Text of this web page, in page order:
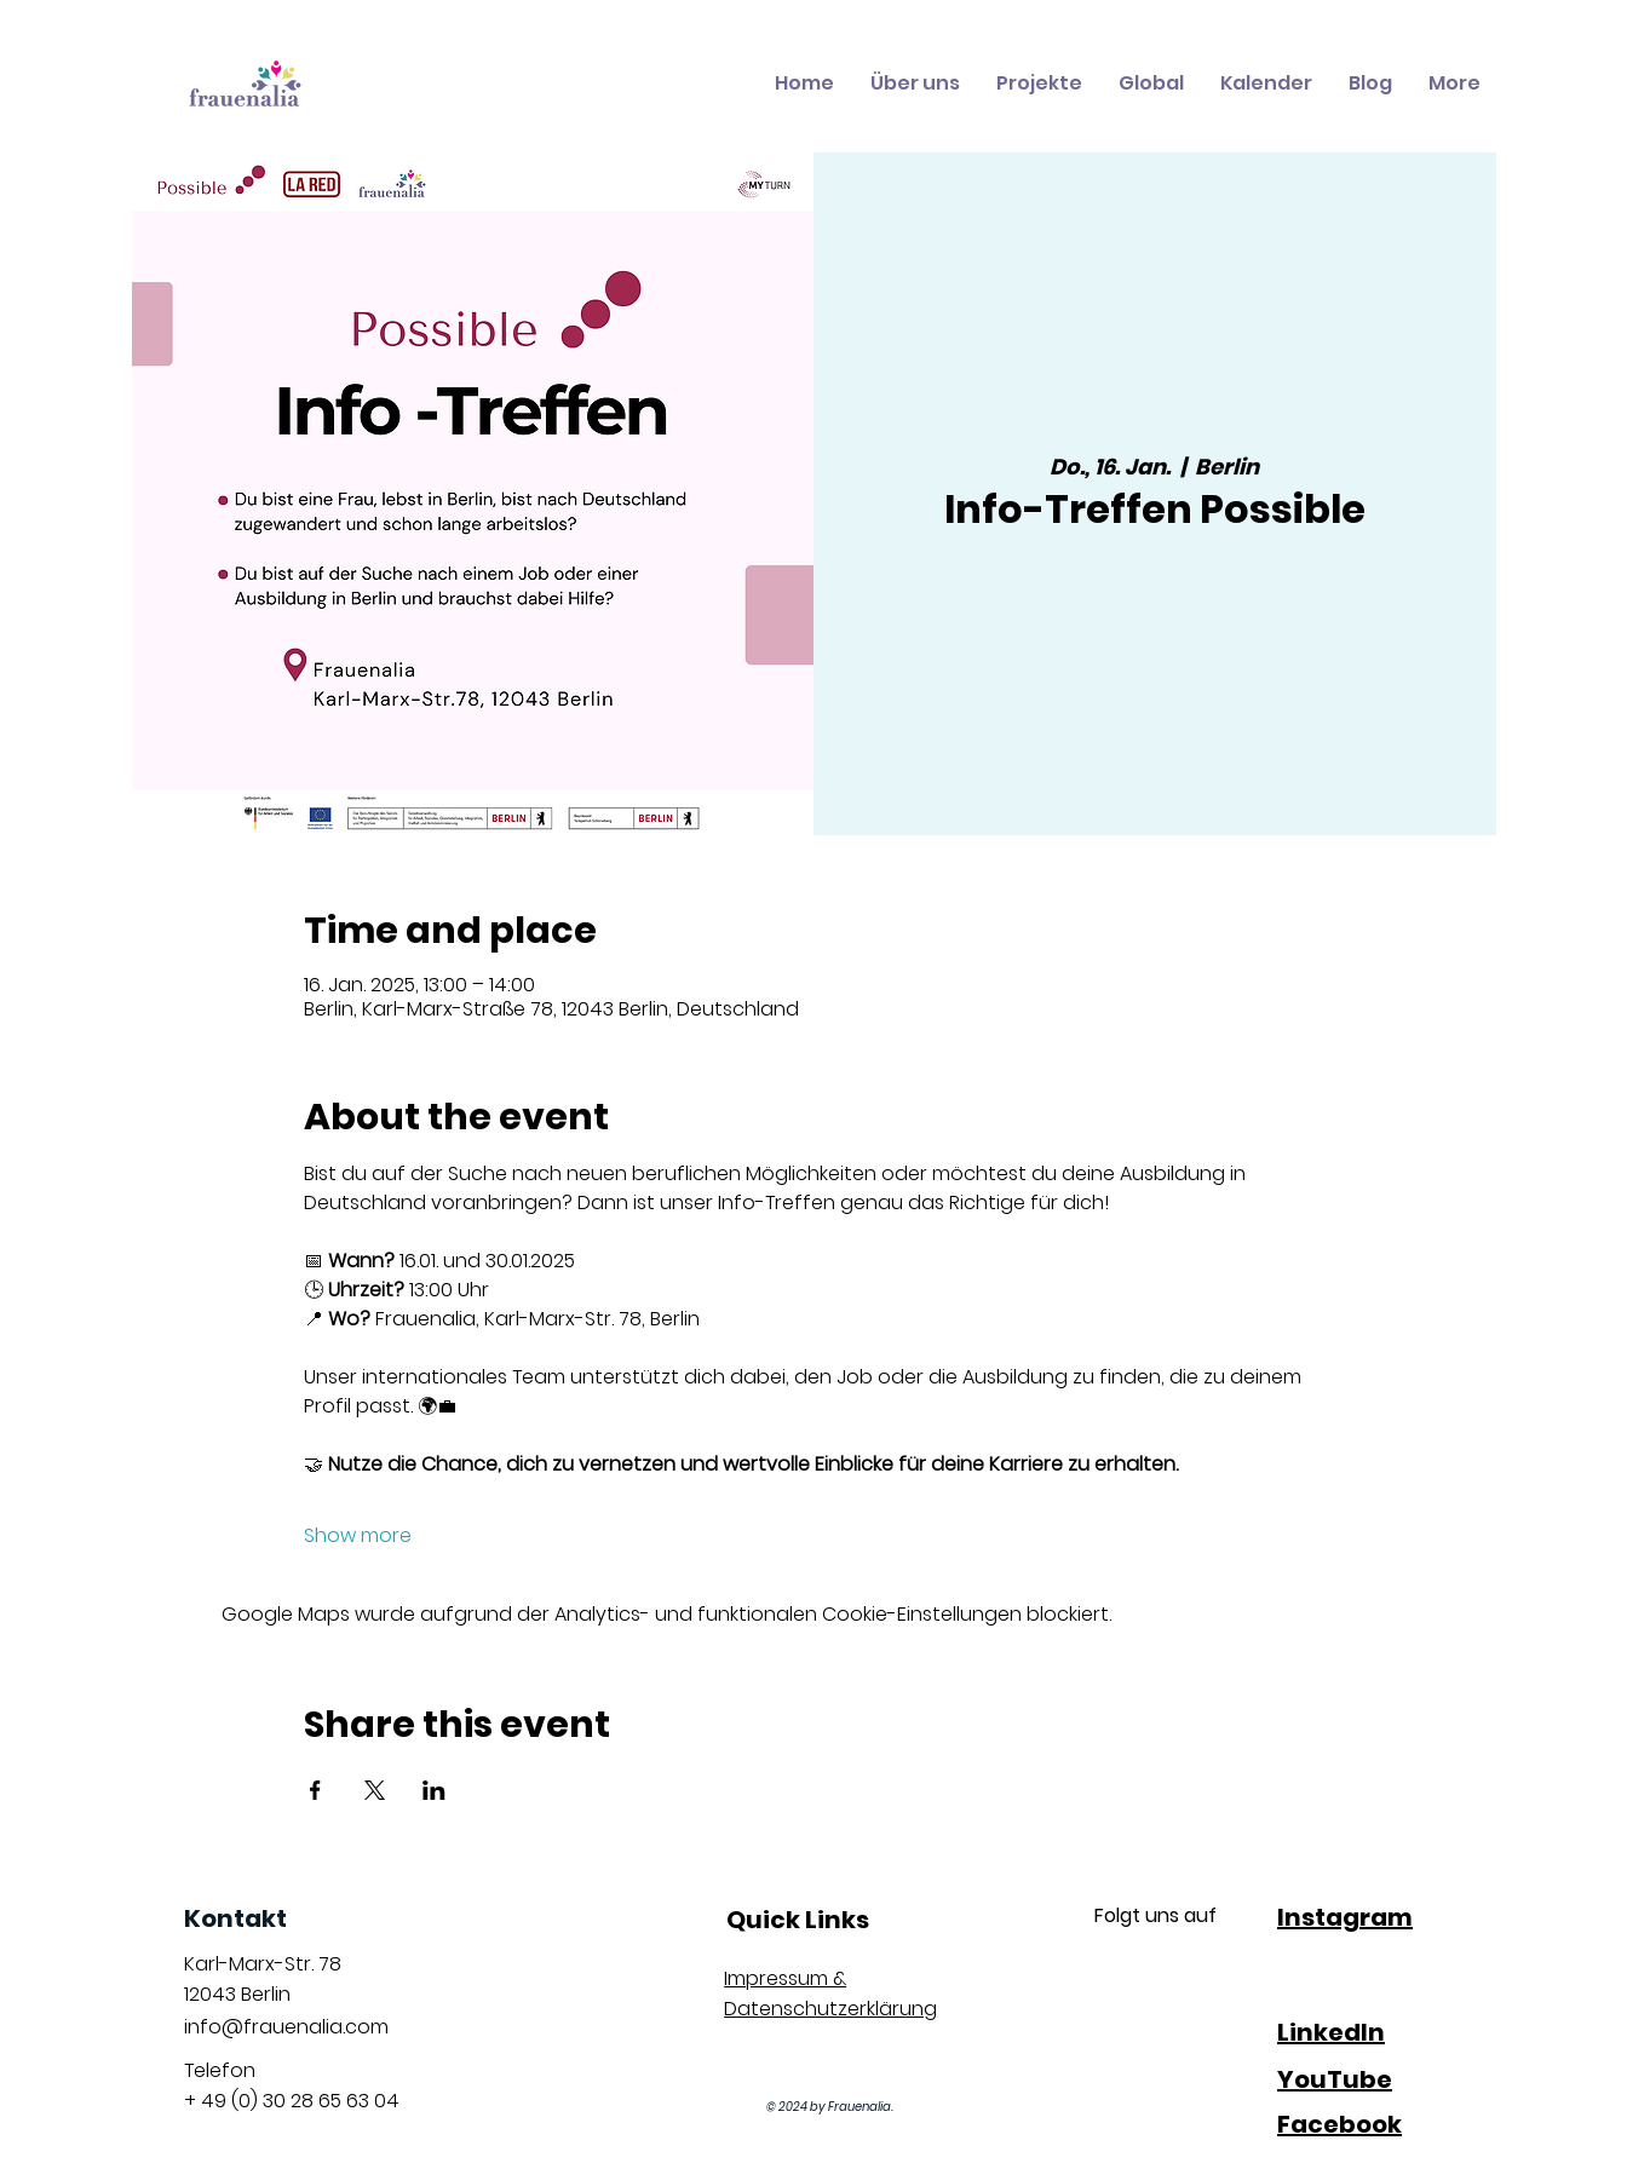
Home Über uns Projekte Global Kalender Blog More
Do., 16. Jan.
  |
Berlin
Info-Treffen Possible
Time and place
16. Jan. 2025, 13:00 – 14:00
Berlin, Karl-Marx-Straße 78, 12043 Berlin, Deutschland
About the event
Bist du auf der Suche nach neuen beruflichen Möglichkeiten oder möchtest du deine Ausbildung in
Deutschland voranbringen? Dann ist unser Info-Treffen genau das Richtige für dich!
📅 Wann? 16.01. und 30.01.2025
🕒 Uhrzeit? 13:00 Uhr
📍 Wo? Frauenalia, Karl-Marx-Str. 78, Berlin
Unser internationales Team unterstützt dich dabei, den Job oder die Ausbildung zu finden, die zu deinem
Profil passt. 🌍💼
🤝 Nutze die Chance, dich zu vernetzen und wertvolle Einblicke für deine Karriere zu erhalten.
Show more
Google Maps wurde aufgrund der Analytics- und funktionalen Cookie-Einstellungen blockiert.
Share this event
Kontakt
Karl-Marx-Str. 78
12043 Berlin
info@frauenalia.com
Telefon
+ 49 (0) 30 28 65 63 04
Quick Links
Impressum &
Datenschutzerklärung
Folgt uns auf Instagram
LinkedIn
YouTube
Facebook
© 2024 by Frauenalia.